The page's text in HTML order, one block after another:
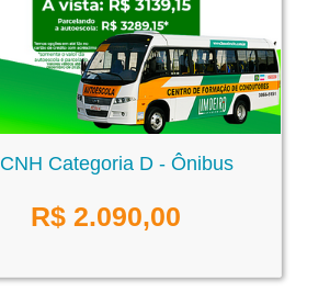
CNH Categoria D - Ônibus
R$ 2.090,00